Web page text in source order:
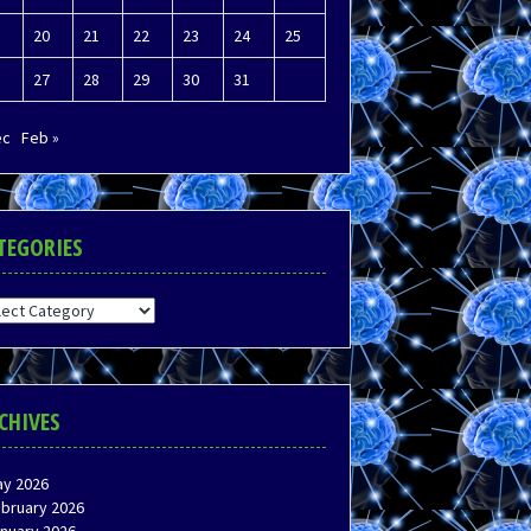
20 21 22 23 24 25
27 28 29 30 31
Feb »
2026
2026